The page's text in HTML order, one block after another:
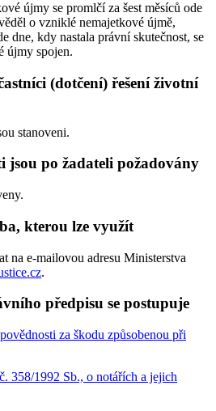
újmy se promlčí za šest měsíců ode
o vzniklé nemajetkové újmě,
dne, kdy nastala právní skutečnost, se
újmy spojen.
(dotčení) řešení životní
stanoveni.
jsou po žadateli požadovány
kterou lze využít
na e-mailovou adresu Ministerstva
.
předpisu se postupuje
za škodu způsobenou při
358/1992 Sb., o notářích a jejich